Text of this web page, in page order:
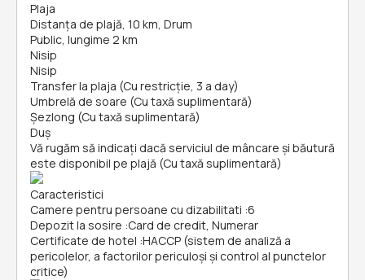
Plaja
Distanța de plajă, 10 km, Drum
Public, lungime 2 km
Nisip
Nisip
Transfer la plaja (Cu restricție, 3 a day)
Umbrelă de soare (Cu taxă suplimentară)
Șezlong (Cu taxă suplimentară)
Duș
Vă rugăm să indicați dacă serviciul de mâncare și băutură
este disponibil pe plajă (Cu taxă suplimentară)
Caracteristici
Camere pentru persoane cu dizabilitati :6
Depozit la sosire :Card de credit, Numerar
Certificate de hotel :HACCP (sistem de analiză a
pericolelor, a factorilor periculoşi și control al punctelor
critice)